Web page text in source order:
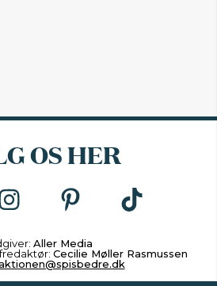
OS HER
Aller Media
Cecilie Møller Rasmussen